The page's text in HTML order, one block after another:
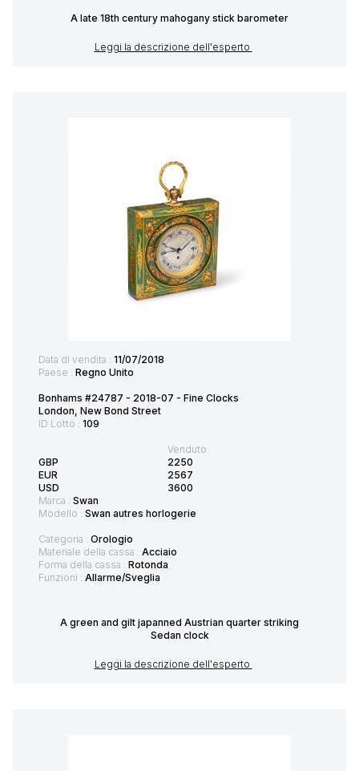
A late 18th century mahogany stick barometer
Leggi la descrizione dell'esperto
Data di vendita : 11/07/2018
Paese : Regno Unito
Bonhams #24787 - 2018-07 - Fine Clocks
London, New Bond Street
ID Lotto : 109
GBP
EUR
USD
Venduto:
2250
2567
3600
Marca : Swan
Modello : Swan autres horlogerie
Categoria : Orologio
Materiale della cassa : Acciaio
Forma della cassa : Rotonda
Funzioni : Allarme/Sveglia
A green and gilt japanned Austrian quarter striking
Sedan clock
Leggi la descrizione dell'esperto